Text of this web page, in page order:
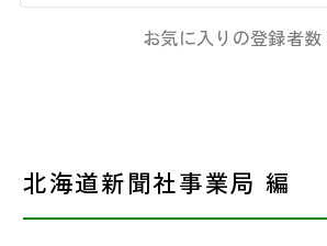
お気に入りの登録者数
北海道新聞社事業局 編